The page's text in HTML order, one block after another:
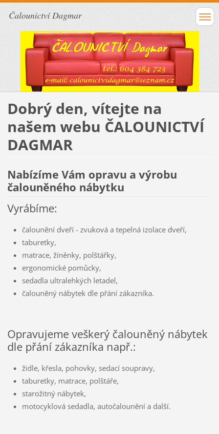
Čalounictví Dagmar
Dobrý den, vítejte na
našem webu ČALOUNICTVÍ
DAGMAR
Nabízíme Vám opravu a výrobu
čalouněného nábytku
Vyrábíme:
čalounění dveří - zvuková a tepelná izolace dveří,
taburetky,
matrace, žíněnky, polštářky,
ergonomické pomůcky,
sedadla ultralehkých letadel,
čalouněný nábytek dle přání zákazníka.
Opravujeme veškerý čalouněný nábytek
dle přání zákazníka např.:
židle, křesla, pohovky, sedací soupravy,
taburetky, matrace, polštáře,
starožitný nábytek,
motocyklová sedadla, autočalounění a další.